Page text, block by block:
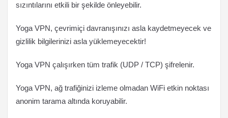
sızıntılarını etkili bir şekilde önleyebilir.
Yoga VPN, çevrimiçi davranışınızı asla kaydetmeyecek ve
gizlilik bilgilerinizi asla yüklemeyecektir!
Yoga VPN çalışırken tüm trafik (UDP / TCP) şifrelenir.
Yoga VPN, ağ trafiğinizi izleme olmadan WiFi etkin noktası
anonim tarama altında koruyabilir.